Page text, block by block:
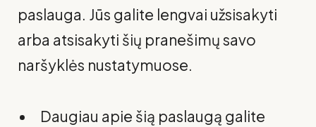
paslauga. Jūs galite lengvai užsisakyti
arba atsisakyti šių pranešimų savo
naršyklės nustatymuose.
Daugiau apie šią paslaugą galite